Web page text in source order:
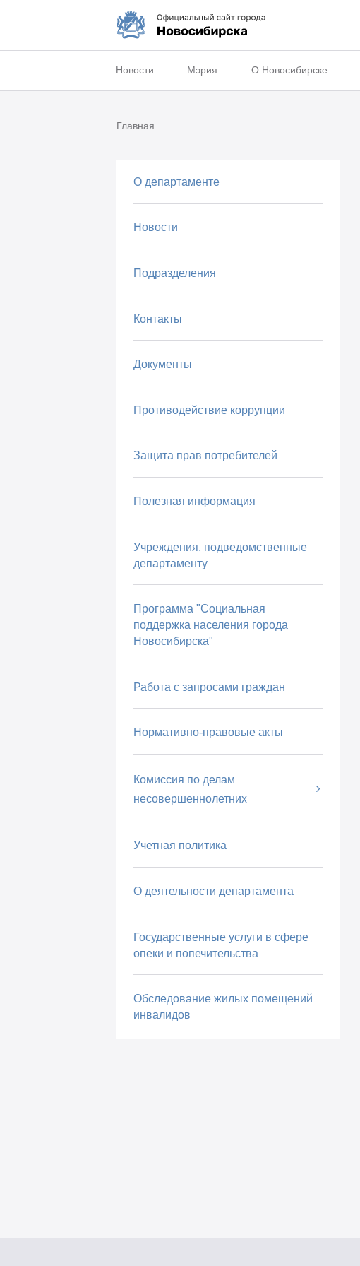
Новости Мэрия О Новосибирске
Главная
О департаменте
Новости
Подразделения
Контакты
Документы
Противодействие коррупции
Защита прав потребителей
Полезная информация
Учреждения, подведомственные
департаменту
Программа "Социальная
поддержка населения города
Новосибирска"
Работа с запросами граждан
Нормативно-правовые акты
Комиссия по делам
несовершеннолетних
Учетная политика
О деятельности департамента
Государственные услуги в сфере
опеки и попечительства
Обследование жилых помещений
инвалидов